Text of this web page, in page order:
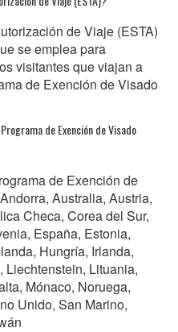
de Viaje (ESTA)
se emplea para
visitantes que viajan a
de Exención de Visado
de Exención de Visado
de Exención de
Australia, Austria,
Checa, Corea del Sur,
España, Estonia,
Hungría, Irlanda,
Liechtenstein, Lituania,
Mónaco, Noruega,
Unido, San Marino,